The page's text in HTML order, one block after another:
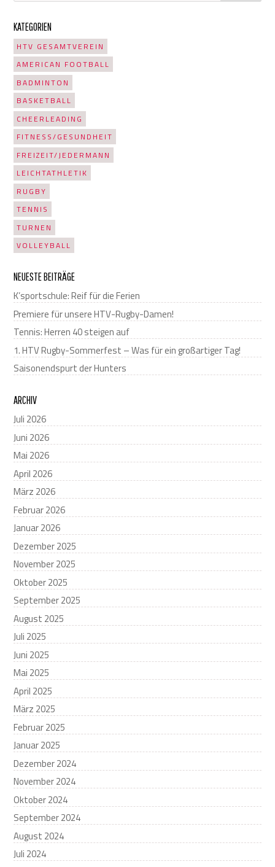
KATEGORIEN
HTV GESAMTVEREIN
AMERICAN FOOTBALL
BADMINTON
BASKETBALL
CHEERLEADING
FITNESS/GESUNDHEIT
FREIZEIT/JEDERMANN
LEICHTATHLETIK
RUGBY
TENNIS
TURNEN
VOLLEYBALL
NEUESTE BEITRÄGE
K’sportschule: Reif für die Ferien
Premiere für unsere HTV-Rugby-Damen!
Tennis: Herren 40 steigen auf
1. HTV Rugby-Sommerfest – Was für ein großartiger Tag!
Saisonendspurt der Hunters
ARCHIV
Juli 2026
Juni 2026
Mai 2026
April 2026
März 2026
Februar 2026
Januar 2026
Dezember 2025
November 2025
Oktober 2025
September 2025
August 2025
Juli 2025
Juni 2025
Mai 2025
April 2025
März 2025
Februar 2025
Januar 2025
Dezember 2024
November 2024
Oktober 2024
September 2024
August 2024
Juli 2024